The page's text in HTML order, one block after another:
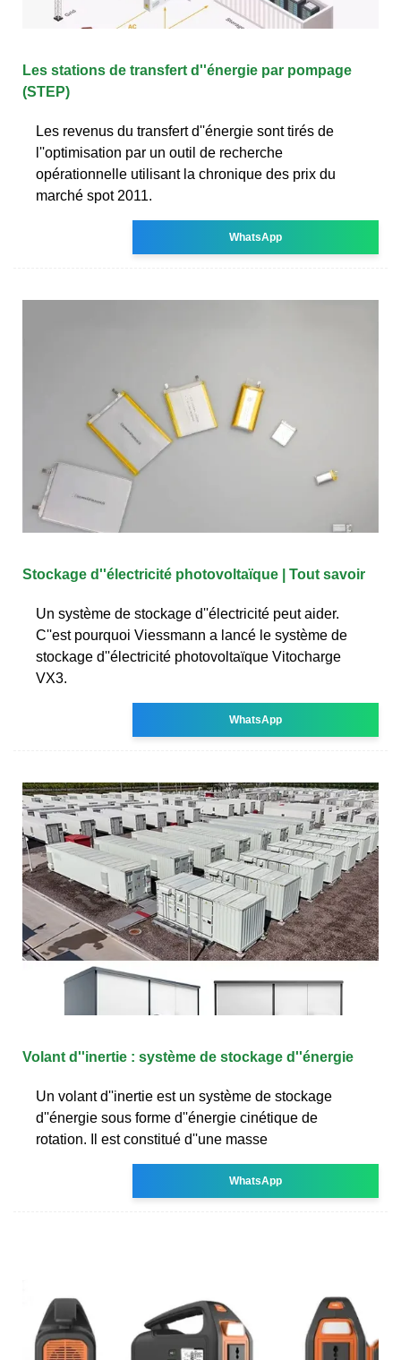
Les stations de transfert d''énergie par pompage
(STEP)
Les revenus du transfert d''énergie sont tirés de
l''optimisation par un outil de recherche
opérationnelle utilisant la chronique des prix du
marché spot 2011.
WhatsApp
Stockage d''électricité photovoltaïque | Tout savoir
Un système de stockage d''électricité peut aider.
C''est pourquoi Viessmann a lancé le système de
stockage d''électricité photovoltaïque Vitocharge
VX3.
WhatsApp
Volant d''inertie : système de stockage d''énergie
Un volant d''inertie est un système de stockage
d''énergie sous forme d''énergie cinétique de
rotation. Il est constitué d''une masse
WhatsApp